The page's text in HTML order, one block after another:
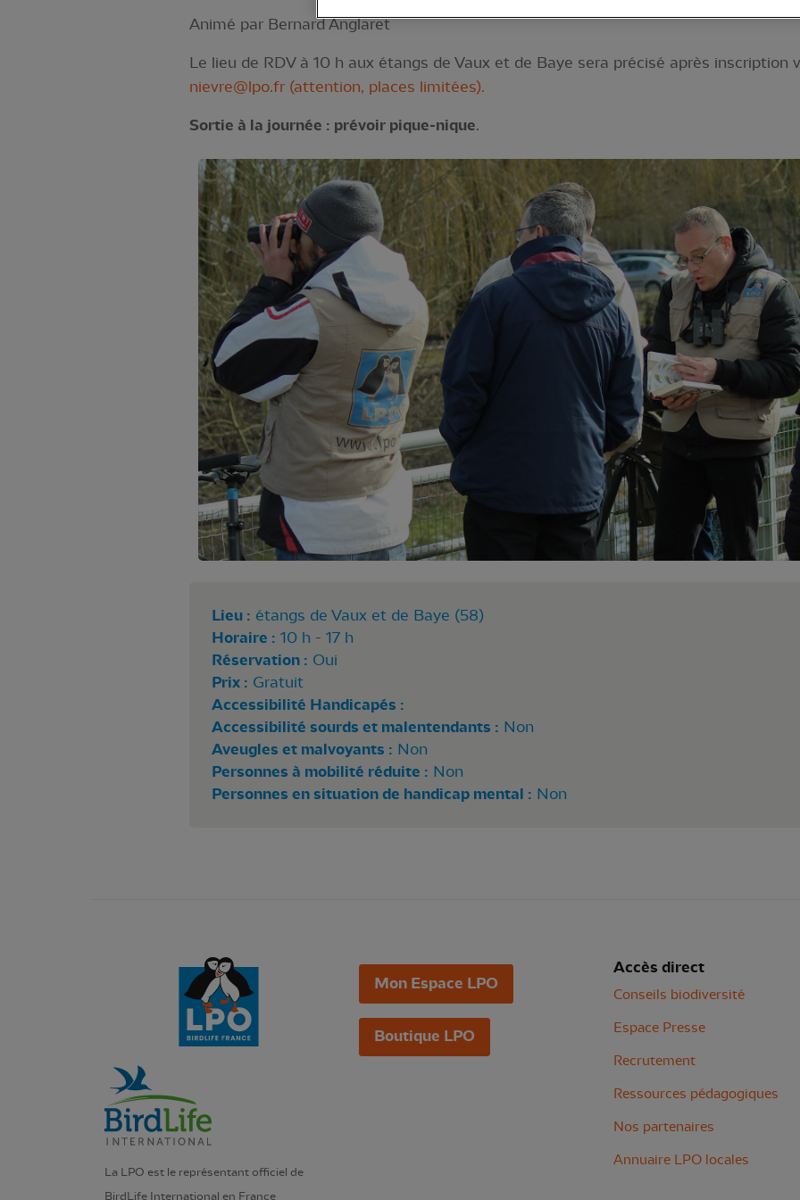
Animé par Bernard Anglaret
Le lieu de RDV à 10 h aux étangs de Vaux et de Baye sera précisé après inscription
nievre@lpo.fr(attention, places limitées).
Sortie à la journée : prévoir pique-nique.
Lieu : étangs de Vaux et de Baye (58)
Horaire : 10 h - 17 h
Réservation : Oui
Prix : Gratuit
Accessibilité Handicapés :
Accessibilité sourds et malentendants : Non
Aveugles et malvoyants : Non
Personnes à mobilité réduite : Non
Personnes en situation de handicap mental : Non
La LPO est le représentant officiel de
BirdLife International en France
Mon Espace LPO
Boutique LPO
Accès direct
Conseils biodiversité
Espace Presse
Recrutement
Ressources pédagogiques
Nos partenaires
Annuaire LPO locales